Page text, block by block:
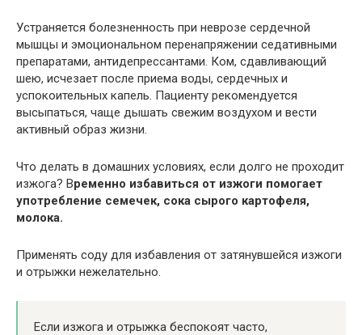
Устраняется болезненность при неврозе сердечной
мышцы и эмоциональном перенапряжении седативными
препаратами, антидепрессантами. Ком, сдавливающий
шею, исчезает после приема воды, сердечных и
успокоительных капель. Пациенту рекомендуется
высыпаться, чаще дышать свежим воздухом и вести
активный образ жизни.
Что делать в домашних условиях, если долго не проходит
изжога? Временно избавиться от изжоги помогает
употребление семечек, сока сырого картофеля,
молока.
Применять соду для избавления от затянувшейся изжоги
и отрыжки нежелательно.
Если изжога и отрыжка беспокоят часто,